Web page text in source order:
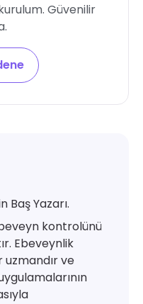
Güvenilir
Baş Yazarı.
kontrolünü
Ebeveynlik
ve